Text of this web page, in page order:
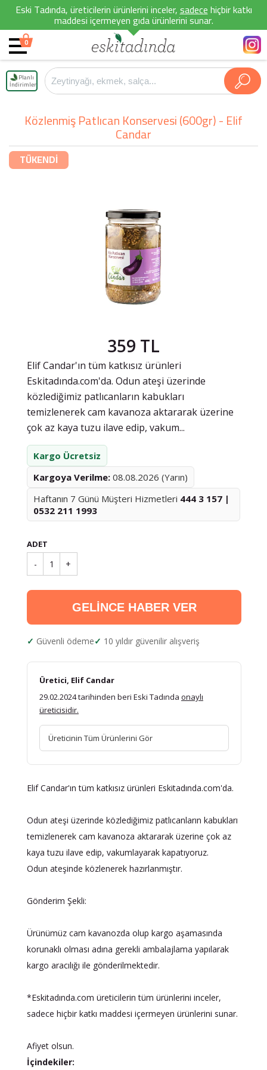
Eski Tadında, üreticilerin ürünlerini inceler,sadecehiçbir katkı
maddesi içermeyen gıda ürünlerini sunar.
0
Planlı
İndirimler
Közlenmiş Patlıcan Konservesi (600gr) - Elif
Candar
TÜKENDİ
359 TL
Elif Candar'ın tüm katkısız ürünleri
Eskitadında.com'da. Odun ateşi üzerinde
közlediğimiz patlıcanların kabukları
temizlenerek cam kavanoza aktararak üzerine
çok az kaya tuzu ilave edip, vakum...
Kargo Ücretsiz
Kargoya Verilme: 08.08.2026 (Yarın)
Haftanın 7 Günü Müşteri Hizmetleri 444 3 157 |
0532 211 1993
ADET
- 1 +
GELİNCE HABER VER
Güvenli ödeme 10 yıldır güvenilir alışveriş
Üretici, Elif Candar
29.02.2024 tarihinden beri Eski Tadında onaylı
üreticisidir.
Üreticinin Tüm Ürünlerini Gör
Elif Candar'ın tüm katkısız ürünleri Eskitadında.com'da.
Odun ateşi üzerinde közlediğimiz patlıcanların kabukları
temizlenerek cam kavanoza aktararak üzerine çok az
kaya tuzu ilave edip, vakumlayarak kapatıyoruz.
Odun ateşinde közlenerek hazırlanmıştır.
Gönderim Şekli:
Ürünümüz cam kavanozda olup kargo aşamasında
korunaklı olması adına gerekli ambalajlama yapılarak
kargo aracılığı ile gönderilmektedir.
*Eskitadında.com üreticilerin tüm ürünlerini inceler,
sadece hiçbir katkı maddesi içermeyen ürünlerini sunar.
Afiyet olsun.
İçindekiler: